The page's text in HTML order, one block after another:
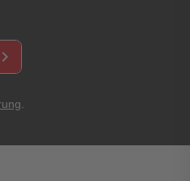
abschicken
keyboard_arrow_right
.